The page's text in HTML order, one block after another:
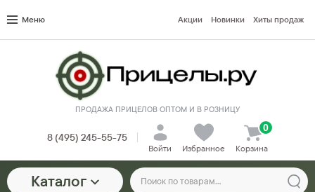
Меню Акции Новинки Хиты продаж
ПРОДАЖА ПРИЦЕЛОВ ОПТОМ И В РОЗНИЦУ
8 (495) 245-55-75
Войти Избранное Корзина
0
Каталог